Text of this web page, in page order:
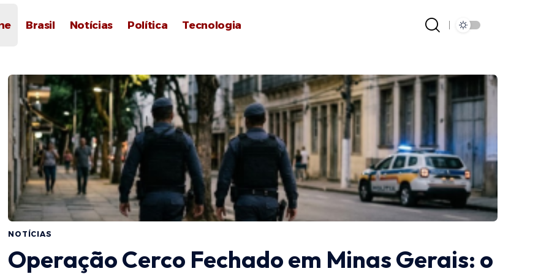
Brasil Notícias Política Tecnologia
NOTÍCIAS
Operação Cerco Fechado em Minas Gerais: o